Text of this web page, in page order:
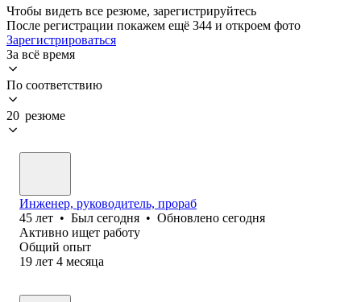
Чтобы видеть все резюме, зарегистрируйтесь
После регистрации покажем ещё 344 и откроем фото
Зарегистрироваться
За всё время
По соответствию
20 резюме
Инженер, руководитель, прораб
45 лет • Был сегодня • Обновлено сегодня
Активно ищет работу
Общий опыт
19 лет 4 месяца